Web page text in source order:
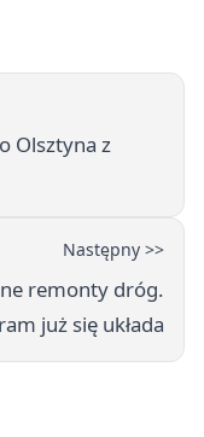
Olsztyna z
Następny >>
remonty dróg.
już się układa